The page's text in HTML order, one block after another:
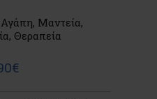
Αγάπη, Μαντεία,
Θεραπεία